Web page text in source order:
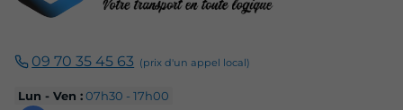
09 70 35 45 63
Lun - Ven :07h30 - 17h00